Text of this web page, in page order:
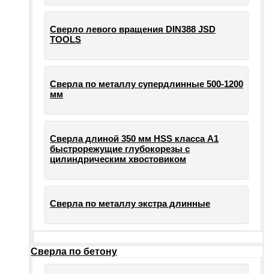
Сверло левого вращения DIN388 JSD
TOOLS
Сверла по металлу супердлинные 500-1200
мм
Сверла длиной 350 мм HSS класса А1
быстрорежущие глубокорезы с
цилиндрическим хвостовиком
Сверла по металлу экстра длинные
Сверла по бетону